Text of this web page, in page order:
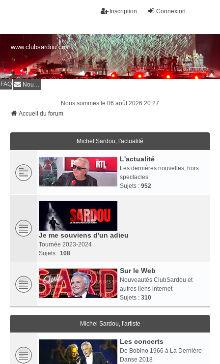
Connexion
Inscription
www.clubsardou.com
FAQ Nous contacter
Nous sommes le 06 août 2026 20:27
Accueil du forum
Michel Sardou, l'actualité
L'actualité
Les dernières nouvelles, hors
spectacles
Sujets : 952
Je me souviens d'un adieu
Tournée 2023-2024
Sujets : 108
Sur le Web
Nouveautés ClubSardou et
autres liens internet
Sujets : 310
Michel Sardou, l'artiste
Les concerts
De Bobino 1966 à La Dernière
Danse 2018